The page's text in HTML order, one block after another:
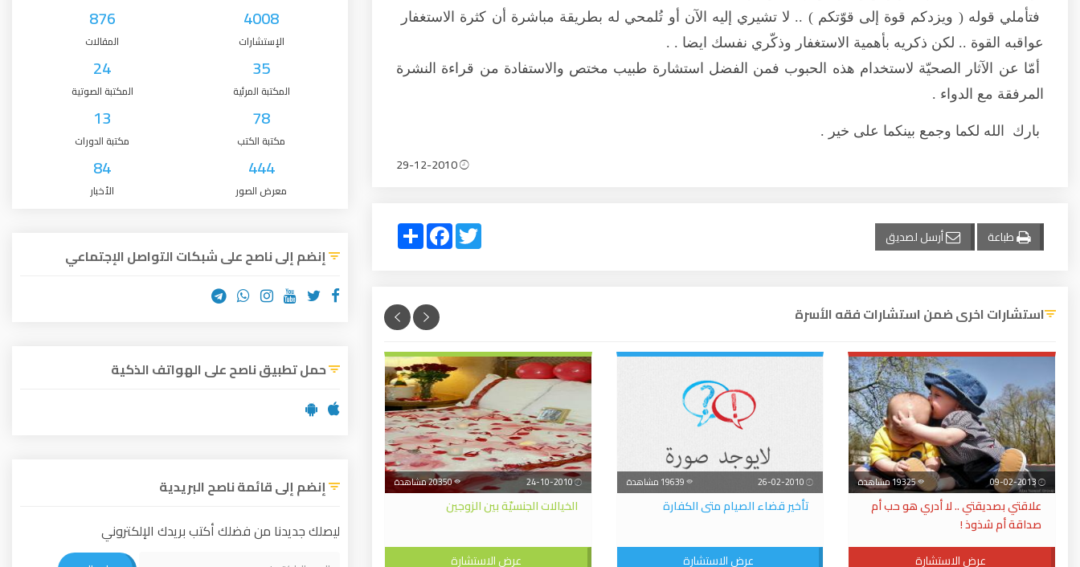
فتأملي قوله ( ويزدكم قوة إلى قوّتكم ) .. لا تشيري إليه الآن أو تُلمحي له بطريقة مباشرة أن كثرة الاستغفار
عواقبه القوة .. لكن ذكريه بأهمية الاستغفار وذكّري نفسك ايضا . .
أمّا عن الآثار الصحيّة لاستخدام هذه الحبوب فمن الفضل استشارة طبيب مختص والاستفادة من قراءة النشرة
المرفقة مع الدواء .
بارك الله لكما وجمع بينكما على خير .
طباعة أرسل لصديق Share
FacebookTwitter
استشارات اخرى ضمن استشارات فقه الأسرة
19325 مشاهدة
علاقتي بصديقتي .. لا أدري هو حب أم
صداقة أم شذوذ !
عرض الاستشارة
26-02-2010
تأخير قضاء الصيام متى الكفارة
عرض الاستشارة
24-10-2010 20350 مشاهدة
الخيالات الجنسيّة بين الزوجين
عرض الاستشارة
4008
الإستشارات
876
المقالات
35
المكتبة المرئية
24
المكتبة الصوتية
78
مكتبة الكتب
13
مكتبة الدورات
444
معرض الصور
84
الأخبار
إنضم إلى ناصح على شبكات التواصل الإجتماعي
حمل تطبيق ناصح على الهواتف الذكية
إنضم إلى قائمة ناصح البريدية
ليصلك جديدنا من فضلك أكتب بريدك الإلكتروني